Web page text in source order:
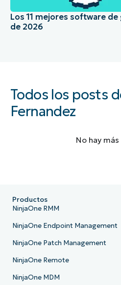
Los 11 mejores software
de 2026
Todos los posts
Fernandez
No hay
Productos
NinjaOne RMM
NinjaOne Endpoint Management
NinjaOne Patch Management
NinjaOne Remote
NinjaOne MDM